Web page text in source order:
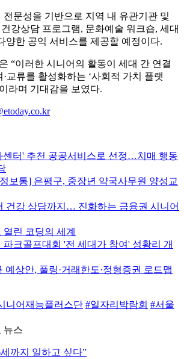
전문성을 기반으로 지역 내 유관기관 및
강상담 프로그램, 문화예술 워크숍, 세대
양한 공익 서비스를 제공할 예정이다.
“이러한 시니어의 활동이 세대 간 연결
교류를 활성화하는 ‘사회적 가치 플랫
라며 기대감을 보였다.
센터' 추천 공공서비스로 선정…치매 행동
보통] 은평구, 중장년 약국사무원 양성교
건강 상담까지… 진화하는 금융권 시니어
린 코딩의 세계
파크골프대회 '전 세대가 참여' 성황리 개
예상안, 풀링·거래한도·정형증권 로드맵
니어재능플러스단 #일자리박람회 #서울
뉴스
까지 일하고 싶다”